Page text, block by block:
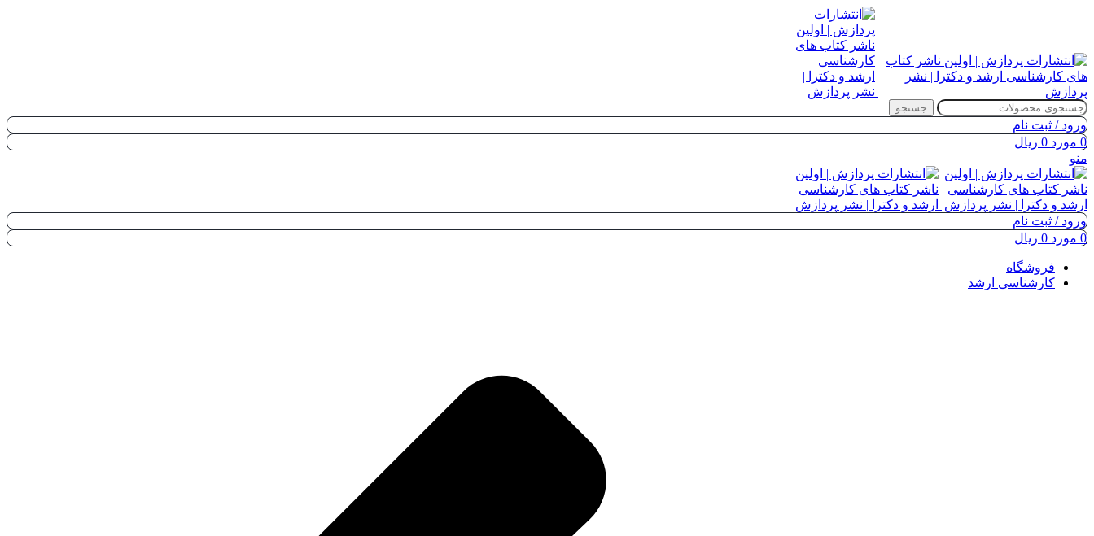
جستجو
ورود / ثبت نام
0 مورد 0 ریال
منو
ورود / ثبت نام
0 مورد 0 ریال
فروشگاه
کارشناسی ارشد